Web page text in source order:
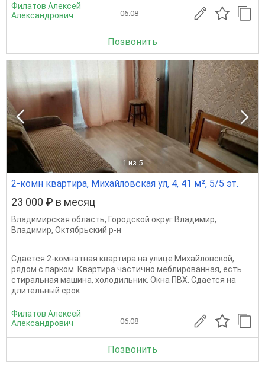
Филатов Алексей
Александрович
06.08
Позвонить
1 из 5
2-комн квартира, Михайловская ул, 4, 41 м², 5/5 эт.
23 000 ₽ в месяц
Владимирская область, Городской округ Владимир,
Владимир, Октябрьский р-н
Сдается 2-комнатная квартира на улице Михайловской,
рядом с парком. Квартира частично меблированная, есть
стиральная машина, холодильник. Окна ПВХ. Сдается на
длительный срок
Филатов Алексей
Александрович
06.08
Позвонить